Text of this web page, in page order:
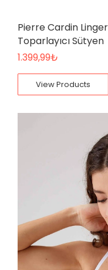
Pierre Cardin
Toparlayıcı Sütyen
1.399,99₺
View Products